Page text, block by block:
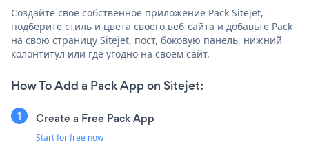
Создайте свое собственное приложение Pack Sitejet,
подберите стиль и цвета своего веб-сайта и добавьте Pack
на свою страницу Sitejet, пост, боковую панель, нижний
колонтитул или где угодно на своем сайт.
How To Add a Pack App on Sitejet:
Create a Free Pack App
Start for free now